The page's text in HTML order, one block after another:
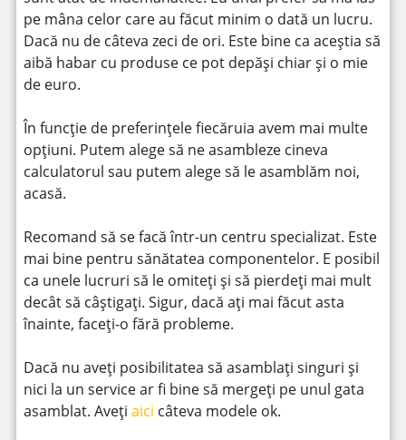
pe mâna celor care au făcut minim o dată un lucru.
Dacă nu de câteva zeci de ori. Este bine ca aceștia să
aibă habar cu produse ce pot depăși chiar și o mie
de euro.
În funcție de preferințele fiecăruia avem mai multe
opțiuni. Putem alege să ne asambleze cineva
calculatorul sau putem alege să le asamblăm noi,
acasă.
Recomand să se facă într-un centru specializat. Este
mai bine pentru sănătatea componentelor. E posibil
ca unele lucruri să le omiteți și să pierdeți mai mult
decât să câștigați. Sigur, dacă ați mai făcut asta
înainte, faceți-o fără probleme.
Dacă nu aveți posibilitatea să asamblați singuri și
nici la un service ar fi bine să mergeți pe unul gata
asamblat. Aveți aici câteva modele ok.